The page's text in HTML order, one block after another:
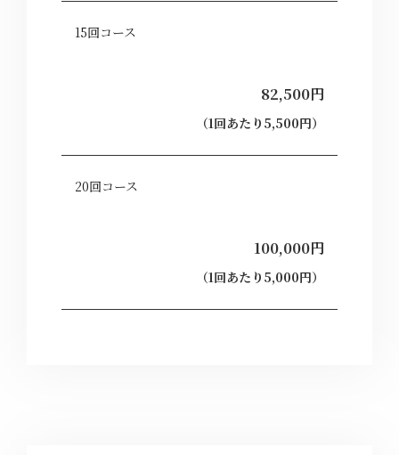
15回コース
82,500円
（1回あたり5,500円）
20回コース
100,000円
（1回あたり5,000円）